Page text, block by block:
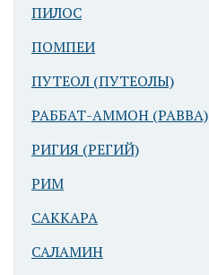
ПИЛОС
ПОМПЕИ
ПУТЕОЛ (ПУТЕОЛЫ)
РАББАТ-АММОН (РАВВА)
РИГИЯ (РЕГИЙ)
РИМ
САККАРА
САЛАМИН